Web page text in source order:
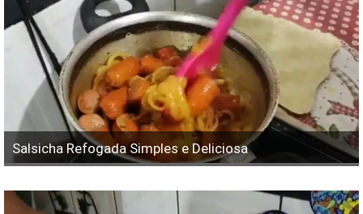
Salsicha Refogada Simples e Deliciosa